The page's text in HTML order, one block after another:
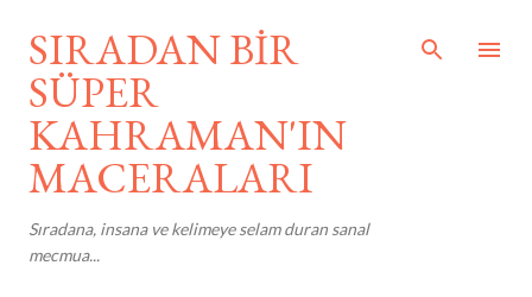
Ana içeriğe atla
SIRADAN BİR
SÜPER
KAHRAMAN'IN
MACERALARI
Sıradana, insana ve kelimeye selam duran sanal
mecmua...